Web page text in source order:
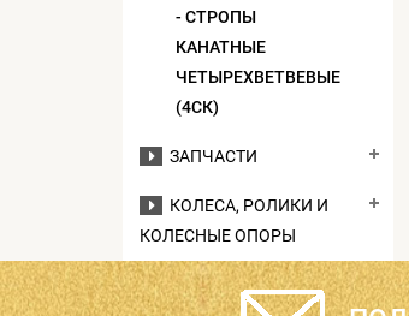
- СТРОПЫ
КАНАТНЫЕ
ЧЕТЫРЕХВЕТВЕВЫЕ
(4СК)
ЗАПЧАСТИ
КОЛЕСА, РОЛИКИ И
КОЛЕСНЫЕ ОПОРЫ